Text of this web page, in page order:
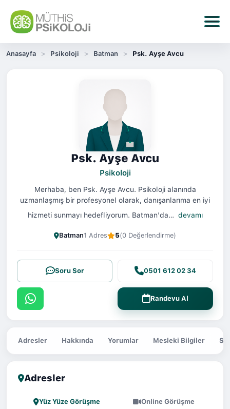
Anasayfa Psikoloji Batman Psk. Ayşe Avcu
Psk. Ayşe Avcu
Psikoloji
Merhaba, ben Psk. Ayşe Avcu. Psikoloji alanında
uzmanlaşmış bir profesyonel olarak, danışanlarıma en iyi
hizmeti sunmayı hedefliyorum. Batman'da… devamı
Batman1 Adres 5(0 Değerlendirme)
Soru Sor 0501 612 02 34
Randevu Al
Adresler Hakkında Yorumlar Mesleki Bilgiler
Adresler
Yüz Yüze Görüşme Online Görüşme